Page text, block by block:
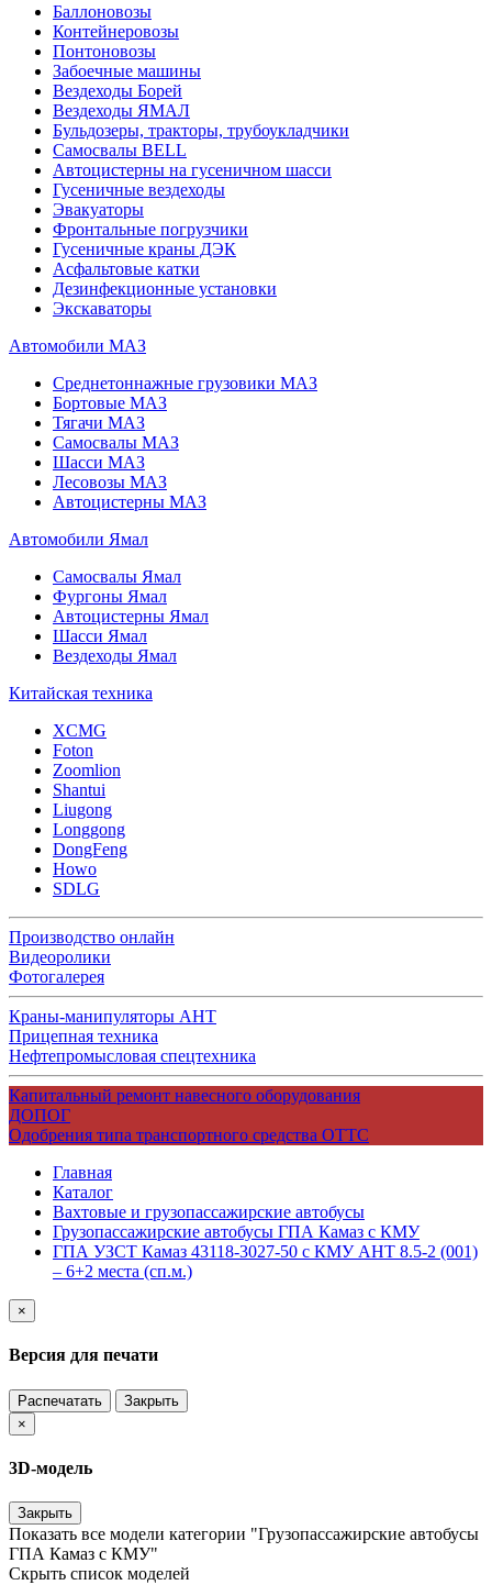
Баллоновозы
Контейнеровозы
Понтоновозы
Забоечные машины
Вездеходы Борей
Вездеходы ЯМАЛ
Бульдозеры, тракторы, трубоукладчики
Самосвалы BELL
Автоцистерны на гусеничном шасси
Гусеничные вездеходы
Эвакуаторы
Фронтальные погрузчики
Гусеничные краны ДЭК
Асфальтовые катки
Дезинфекционные установки
Экскаваторы
Автомобили МАЗ
Среднетоннажные грузовики МАЗ
Бортовые МАЗ
Тягачи МАЗ
Самосвалы МАЗ
Шасси МАЗ
Лесовозы МАЗ
Автоцистерны МАЗ
Автомобили Ямал
Самосвалы Ямал
Фургоны Ямал
Автоцистерны Ямал
Шасси Ямал
Вездеходы Ямал
Китайская техника
XCMG
Foton
Zoomlion
Shantui
Liugong
Longgong
DongFeng
Howo
SDLG
Производство онлайн
Видеоролики
Фотогалерея
Краны-манипуляторы АНТ
Прицепная техника
Нефтепромысловая спецтехника
Капитальный ремонт навесного оборудования
ДОПОГ
Одобрения типа транспортного средства ОТТС
Главная
Каталог
Вахтовые и грузопассажирские автобусы
Грузопассажирские автобусы ГПА Камаз с КМУ
ГПА УЗСТ Камаз 43118-3027-50 с КМУ АНТ 8.5-2 (001)
– 6+2 места (сп.м.)
×
Версия для печати
Распечатать
Закрыть
×
3D-модель
Закрыть
Показать все модели категории "Грузопассажирские автобусы
ГПА Камаз с КМУ"
Скрыть список моделей